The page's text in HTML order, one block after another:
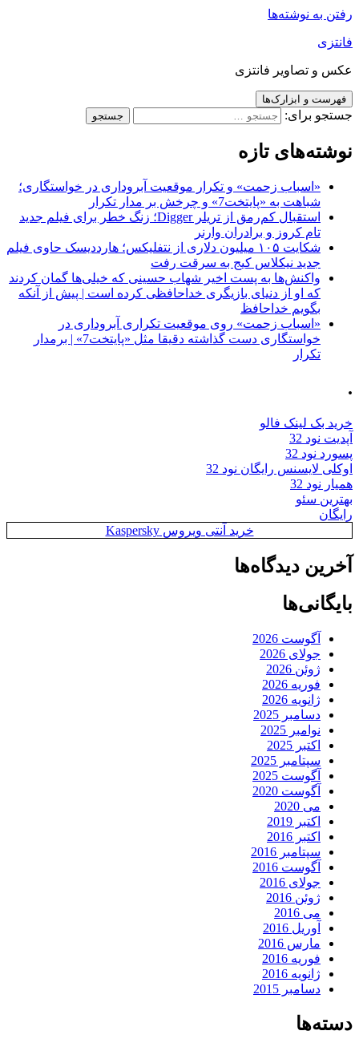
رفتن به نوشته‌ها
فانتزی
عکس و تصاویر فانتزی
فهرست و ابزارک‌ها
جستجو برای:
نوشته‌های تازه
«اسباب زحمت» و تکرار موقعیت آبروداری در خواستگاری؛
شباهت به «پایتخت7» و چرخش بر مدار تکرار
استقبال کم‌رمق از تریلر Digger؛ زنگ خطر برای فیلم جدید
تام کروز و برادران وارنر
شکایت ۱۰۵ میلیون دلاری از نتفلیکس؛ هارددیسک حاوی فیلم
جدید نیکلاس کیج به سرقت رفت
واکنش‌ها به پست اخیر شهاب حسینی که خیلی‌ها گمان کردند
که او از دنیای بازیگری خداحافظی کرده است | پیش از آنکه
بگویم خداحافظ
«اسباب زحمت» روی موقعیت تکراری آبروداری در
خواستگاری دست گذاشته دقیقا مثل «پایتخت7» | برمدار
تکرار
.
خرید بک لینک فالو
آپدیت نود 32
پسورد نود 32
اوکلی لایسنس رایگان نود 32
همیار نود 32
بهترین سئو
رایگان
خرید آنتی ویروس Kaspersky
آخرین دیدگاه‌ها
بایگانی‌ها
آگوست 2026
جولای 2026
ژوئن 2026
فوریه 2026
ژانویه 2026
دسامبر 2025
نوامبر 2025
اکتبر 2025
سپتامبر 2025
آگوست 2025
آگوست 2020
می 2020
اکتبر 2019
اکتبر 2016
سپتامبر 2016
آگوست 2016
جولای 2016
ژوئن 2016
می 2016
آوریل 2016
مارس 2016
فوریه 2016
ژانویه 2016
دسامبر 2015
دسته‌ها